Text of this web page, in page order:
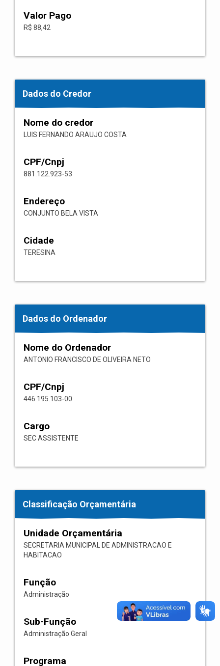
Valor Pago
R$ 88,42
Dados do Credor
Nome do credor
LUIS FERNANDO ARAUJO COSTA
CPF/Cnpj
881.122.923-53
Endereço
CONJUNTO BELA VISTA
Cidade
TERESINA
Dados do Ordenador
Nome do Ordenador
ANTONIO FRANCISCO DE OLIVEIRA NETO
CPF/Cnpj
446.195.103-00
Cargo
SEC ASSISTENTE
Classificação Orçamentária
Unidade Orçamentária
SECRETARIA MUNICIPAL DE ADMINISTRACAO E
HABITACAO
Função
Administração
Sub-Função
Administração Geral
Programa